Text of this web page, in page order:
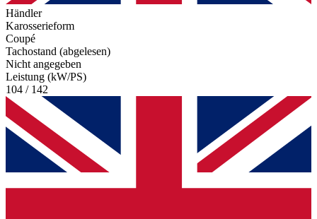
Händler
Karosserieform
Coupé
Tachostand (abgelesen)
Nicht angegeben
Leistung (kW/PS)
104 / 142